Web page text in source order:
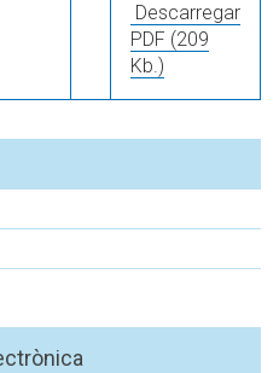
Descarregar
PDF (209
Kb.)